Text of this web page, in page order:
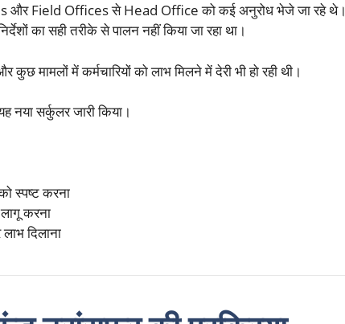
Field Offices से Head Office को कई अनुरोध भेजे जा रहे थे।
का सही तरीके से पालन नहीं किया जा रहा था।
मामलों में कर्मचारियों को लाभ मिलने में देरी भी हो रही थी।
नया सर्कुलर जारी किया।
स्पष्ट करना
करना
दिलाना